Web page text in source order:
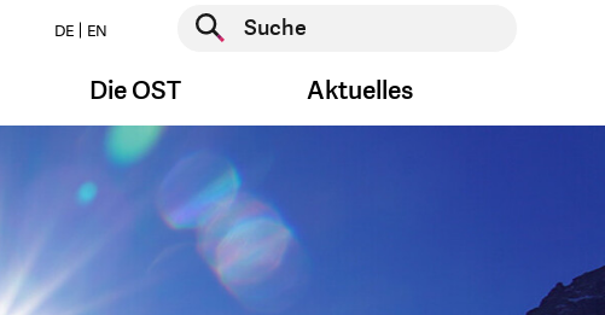
DE EN
Suche starten
Die OST Aktuelles